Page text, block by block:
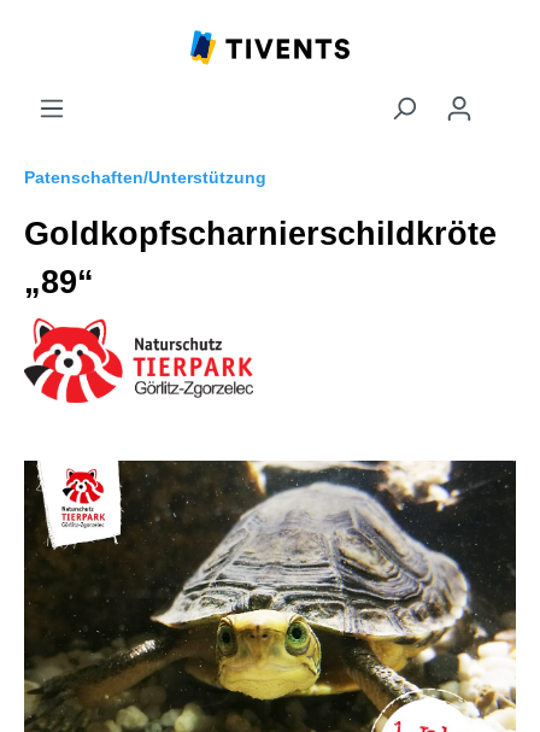
Patenschaften/Unterstützung
Goldkopfscharnierschildkröte
„89“